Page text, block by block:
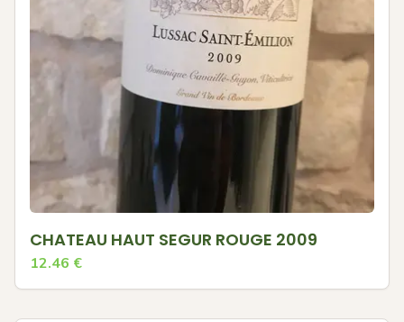
CHATEAU HAUT SEGUR ROUGE 2009
12.46 €